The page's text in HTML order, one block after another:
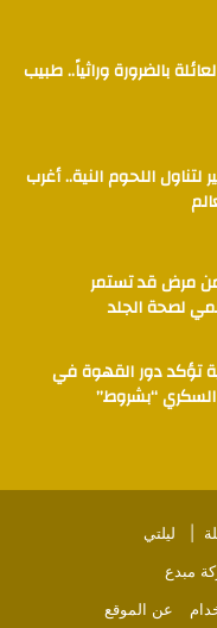
بالضرورة وراثياً.. طبيب
لتناول اللحوم النية.. أغرب
من مرض قد تستمر
لصحة الجلد
تؤكد دور القهوة في
“بشروط”
| ليلتي
مبدع
عن الموقع